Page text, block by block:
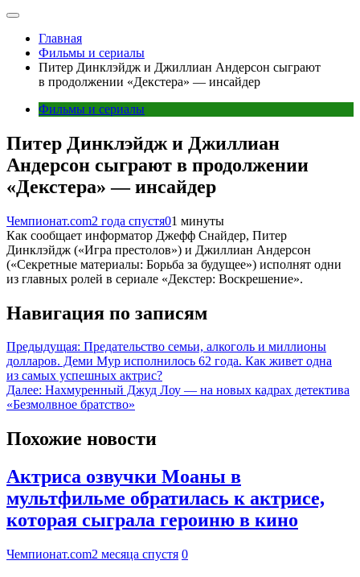
Главная
Фильмы и сериалы
Питер Динклэйдж и Джиллиан Андерсон сыграют
в продолжении «Декстера» — инсайдер
Фильмы и сериалы
Питер Динклэйдж и Джиллиан
Андерсон сыграют в продолжении
«Декстера» — инсайдер
Чемпионат.com2 года спустя01 минуты
Как сообщает информатор Джефф Снайдер, Питер
Динклэйдж («Игра престолов») и Джиллиан Андерсон
(«Секретные материалы: Борьба за будущее») исполнят одни
из главных ролей в сериале «Декстер: Воскрешение».
Навигация по записям
Предыдущая: Предательство семьи, алкоголь и миллионы
долларов. Деми Мур исполнилось 62 года. Как живет одна
из самых успешных актрис?
Далее: Нахмуренный Джуд Лоу — на новых кадрах детектива
«Безмолвное братство»
Похожие новости
Актриса озвучки Моаны в
мультфильме обратилась к актрисе,
которая сыграла героиню в кино
Чемпионат.com2 месяца спустя 0